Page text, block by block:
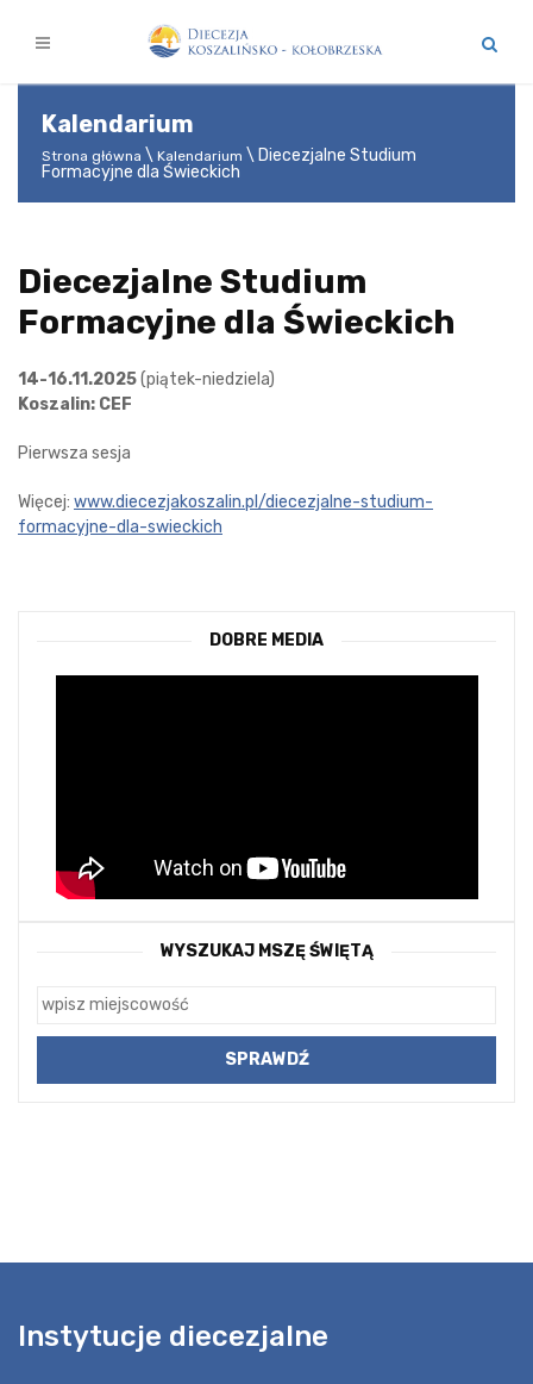
Kalendarium
Strona główna Kalendarium
Diecezjalne Studium
Formacyjne dla Świeckich
Diecezjalne Studium
Formacyjne dla Świeckich
14-16.11.2025(piątek-niedziela)
Koszalin: CEF
Pierwsza sesja
Więcej: www.diecezjakoszalin.pl/diecezjalne-studium-
formacyjne-dla-swieckich
DOBRE MEDIA
WYSZUKAJ MSZĘ ŚWIĘTĄ
Instytucje diecezjalne